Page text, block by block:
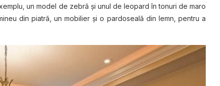
un model de zebră şi unul de leopard în tonuri de maro
din piatră, un mobilier şi o pardoseală din lemn, pentru a